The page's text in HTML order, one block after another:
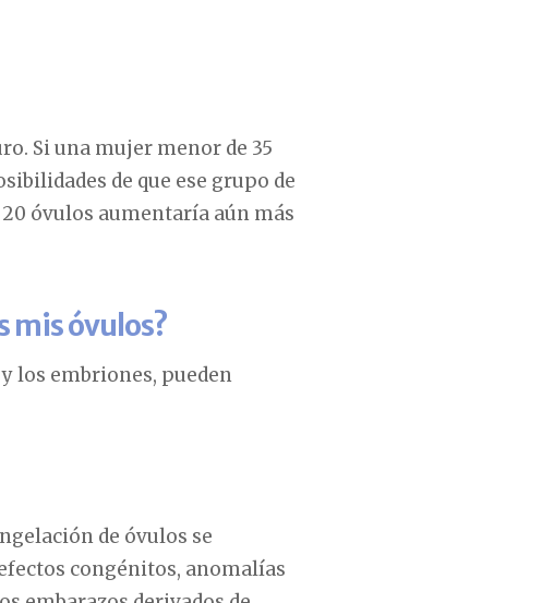
Si una mujer menor de 35
de que ese grupo de
óvulos aumentaría aún más
mis óvulos?
los embriones, pueden
de óvulos se
congénitos, anomalías